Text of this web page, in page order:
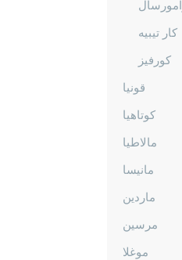
كار تيبيه
كورفيز
قونيا
كوتاهيا
مالاطيا
مانيسا
ماردين
مرسين
موغلا